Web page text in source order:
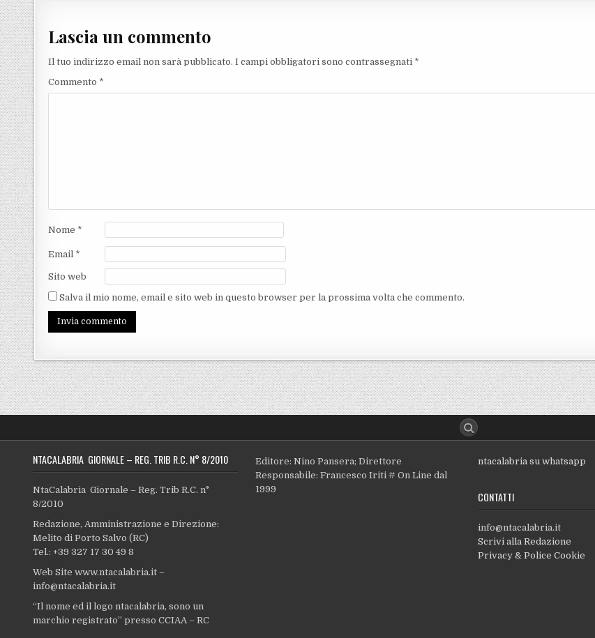
Lascia un commento
Il tuo indirizzo email non sarà pubblicato. I campi obbligatori sono contrassegnati *
Commento *
Nome *
Email *
Sito web
Salva il mio nome, email e sito web in questo browser per la prossima volta che commento.
NTACALABRIA GIORNALE – REG. TRIB R.C. N° 8/2010
NtaCalabria Giornale – Reg. Trib R.C. n°
8/2010
Redazione, Amministrazione e Direzione:
Melito di Porto Salvo (RC)
Tel.: +39 327 17 30 49 8
Web Site www.ntacalabria.it –
info@ntacalabria.it
“Il nome ed il logo ntacalabria, sono un
marchio registrato” presso CCIAA – RC
Editore: Nino Pansera; Direttore
Responsabile: Francesco Iriti # On Line dal
1999
ntacalabria su whatsapp
CONTATTI
info@ntacalabria.it
Scrivi alla Redazione
Privacy & Police Cookie